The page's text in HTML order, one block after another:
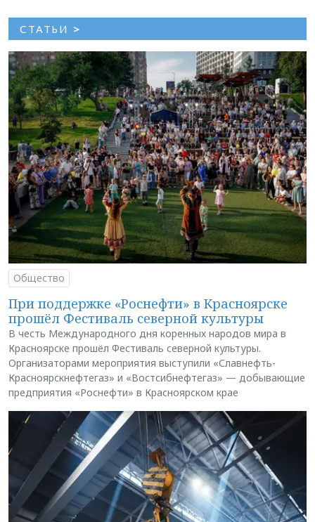
СТАТЬИ >
Общество
При поддержке «Роснефти» в Красноярске
прошёл Фестиваль северной культуры
В честь Международного дня коренных народов мира в
Красноярске прошёл Фестиваль северной культуры.
Организаторами мероприятия выступили «Славнефть-
Красноярскнефтегаз» и «Востсибнефтегаз» — добывающие
предприятия «Роснефти» в Красноярском крае